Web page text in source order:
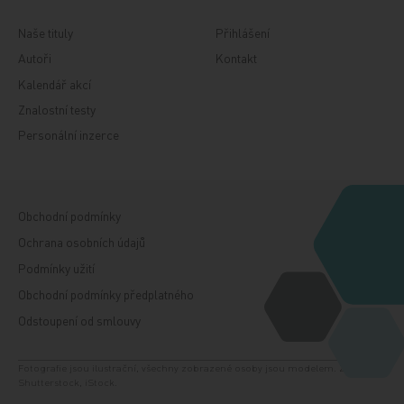
Naše tituly
Autoři
Kalendář akcí
Znalostní testy
Personální inzerce
Přihlášení
Kontakt
Obchodní podmínky
Ochrana osobních údajů
Podmínky užití
Obchodní podmínky předplatného
Odstoupení od smlouvy